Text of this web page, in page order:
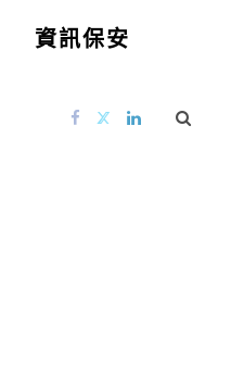
資訊保安